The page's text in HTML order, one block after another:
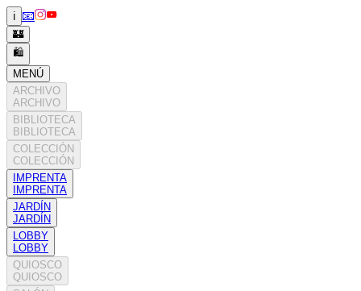
ℹ️ 📧
🏰
🛍️
MENÚ
ARCHIVO
ARCHIVO
BIBLIOTECA
BIBLIOTECA
COLECCIÓN
COLECCIÓN
IMPRENTA
IMPRENTA
JARDÍN
JARDÍN
LOBBY
LOBBY
QUIOSCO
QUIOSCO